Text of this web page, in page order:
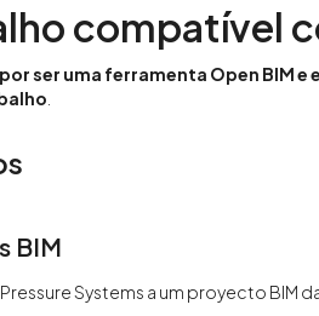
compatível
por ser uma ferramenta Open
BIM
Pressure Systems a um proyecto